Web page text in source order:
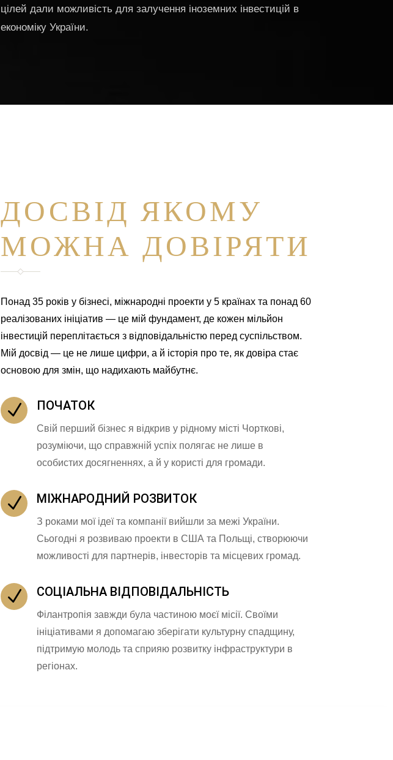
цілей дали можливість для залучення іноземних інвестицій в
економіку України.
ДОСВІД ЯКОМУ
МОЖНА ДОВІРЯТИ
Понад 35 років у бізнесі, міжнародні проекти у 5 країнах та понад 60
реалізованих ініціатив — це мій фундамент, де кожен мільйон
інвестицій переплітається з відповідальністю перед суспільством.
Мій досвід — це не лише цифри, а й історія про те, як довіра стає
основою для змін, що надихають майбутнє.
N ПОЧАТОК
Свій перший бізнес я відкрив у рідному місті Чорткові,
розуміючи, що справжній успіх полягає не лише в
особистих досягненнях, а й у користі для громади.
N МІЖНАРОДНИЙ РОЗВИТОК
З роками мої ідеї та компанії вийшли за межі України.
Сьогодні я розвиваю проекти в США та Польщі, створюючи
можливості для партнерів, інвесторів та місцевих громад.
N СОЦІАЛЬНА ВІДПОВІДАЛЬНІСТЬ
Філантропія завжди була частиною моєї місії. Своїми
ініціативами я допомагаю зберігати культурну спадщину,
підтримую молодь та сприяю розвитку інфраструктури в
регіонах.